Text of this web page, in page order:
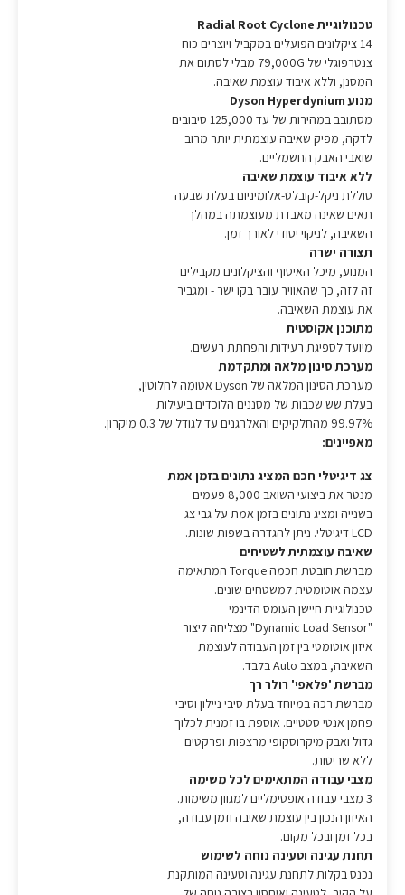
טכנולוגיית Radial Root Cyclone
14 ציקלונים הפועלים במקביל ויוצרים כוח
צנטרפוגלי של 79,000G מבלי לסתום את
המסנן, וללא איבוד עוצמת שאיבה.
מנוע Dyson Hyperdynium
מסתובב במהירות של עד 125,000 סיבובים
לדקה, מפיק שאיבה עוצמתית יותר מרוב
שואבי האבק החשמליים.
ללא איבוד עוצמת שאיבה
סוללת ניקל-קובלט-אלומיניום בעלת שבעה
תאים שאינה מאבדת מעוצמתה במהלך
השאיבה, לניקוי יסודי לאורך זמן.
תצורה ישרה
המנוע, מיכל האיסוף והציקלונים מקבילים
זה לזה, כך שהאוויר עובר בקו ישר - ומגביר
את עוצמת השאיבה.
מתוכנן אקוסטית
מיועד לספיגת רעידות והפחתת רעשים.
מערכת סינון מלאה ומתקדמת
מערכת הסינון המלאה של Dyson אטומה לחלוטין,
בעלת שש שכבות של מסננים הלוכדים ביעילות
99.97% מהחלקיקים והאלרגנים עד לגודל של 0.3 מיקרון.
מאפיינים:
צג דיגיטלי חכם המציג נתונים בזמן אמת
מנטר את ביצועי השואב 8,000 פעמים
בשנייה ומציג נתונים בזמן אמת על גבי צג
LCD דיגיטלי. ניתן להגדרה בשפות שונות.
שאיבה עוצמתית לשטיחים
מברשת חובטת חכמה Torque המתאימה
עצמה אוטומטית למשטחים שונים.
טכנולוגיית חיישן העומס הדינמי
איזון אוטומטי בין זמן העבודה לעוצמת
השאיבה, במצב Auto בלבד.
מברשת 'פלאפי' רולר רך
מברשת רכה במיוחד בעלת סיבי ניילון וסיבי
פחמן אנטי סטטיים. אוספת בו זמנית לכלוך
גדול ואבק מיקרוסקופי מרצפות ופרקטים
ללא שריטות.
מצבי עבודה המתאימים לכל משימה
האיזון הנכון בין עוצמת שאיבה וזמן עבודה,
בכל זמן ובכל מקום.
תחנת עגינה וטעינה נוחה לשימוש
נכנס בקלות לתחנת עגינה וטעינה המותקנת